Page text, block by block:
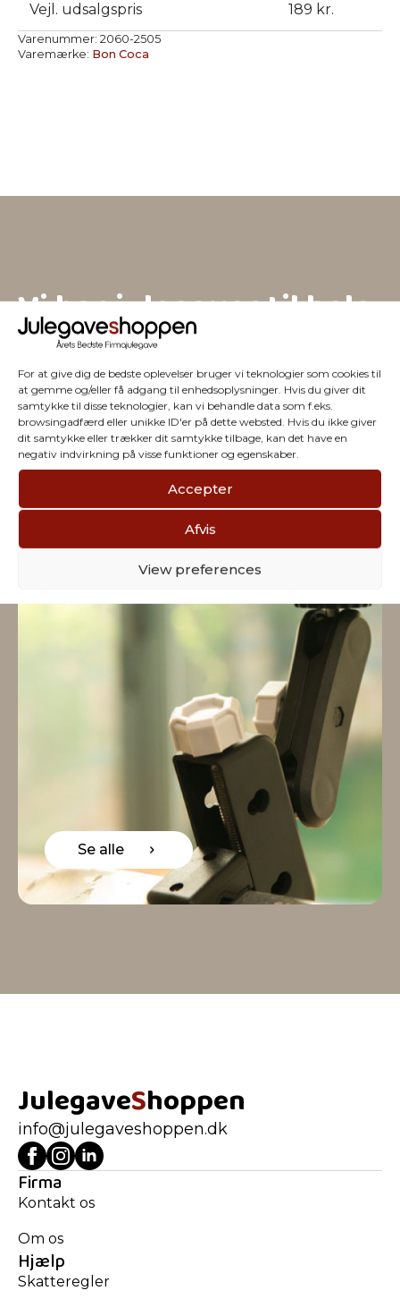
For at give dig de bedste oplevelser bruger vi teknologier som cookies til
at gemme og/eller få adgang til enhedsoplysninger. Hvis du giver dit
samtykke til disse teknologier, kan vi behandle data som f.eks.
browsingadfærd eller unikke ID'er på dette websted. Hvis du ikke giver
dit samtykke eller trækker dit samtykke tilbage, kan det have en
negativ indvirkning på visse funktioner og egenskaber.
Accepter
Afvis
View preferences
Vejl. udsalgspris 189 kr.
Varenummer: 2060-2505
Varemærke: Bon Coca
Vi har julegaver til hele
firmaet
Se alle
JulegaveShoppen
info@julegaveshoppen.dk
Firma
Kontakt os
Om os
Hjælp
Skatteregler